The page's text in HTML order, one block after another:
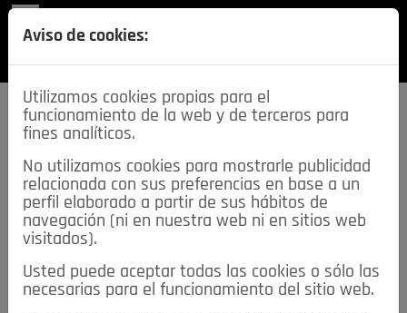
SECCIONES
descarga esta
REVISTA
≡NOTICIAS
Aviso de cookies:
Utilizamos cookies propias para el
funcionamiento de la web y de terceros para
fines analíticos.
No utilizamos cookies para mostrarle publicidad
relacionada con sus preferencias en base a un
perfil elaborado a partir de sus hábitos de
navegación (ni en nuestra web ni en sitios web
visitados).
Usted puede aceptar todas las cookies o sólo las
necesarias para el funcionamiento del sitio web.